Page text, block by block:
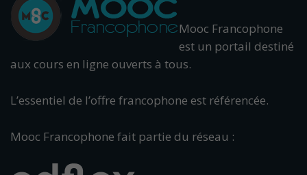
Mooc Francophone
est un portail destiné
aux cours en ligne ouverts à tous.
L’essentiel de l’offre francophone est référencée.
Mooc Francophone fait partie du réseau :